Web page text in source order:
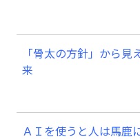
業経営者が今、見直す
「骨太の方針」から見
来
ＡＩを使うと人は馬鹿